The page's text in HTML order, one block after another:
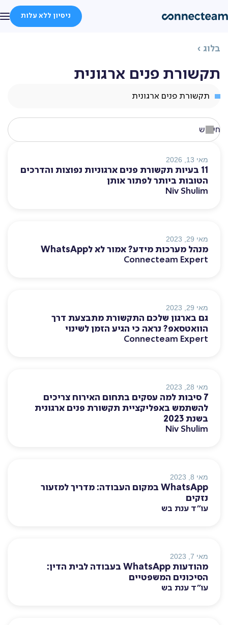
חזרה
פיצ׳רים
תפעול
טפסים
תקשורת
עדכונים
מרכז ידע
ארועים
מחירון
צור קשר
ניסיון ללא עלות
בלוג ›
ארגונית
תקשורת פנים ארגונית
בחירת
חיפוש
Search
מאי 13, 2026
11 בעיות תקשורת פנים ארגוניות נפוצות והדרכים
הטובות ביותר לפתור אותן
Niv Shulim
מאי 29, 2023
מנהל מערכות מידע? אמור לא לWhatsApp
Connecteam Expert
מאי 29, 2023
גם בארגון שלכם התקשורת מתבצעת דרך
הוואטסאפ? נראה כי הגיע הזמן לשינוי
Connecteam Expert
מאי 28, 2023
7 סיבות למה עסקים בתחום האירוח צריכים
להשתמש באפליקציית תקשורת פנים ארגונית
בשנת 2023
Niv Shulim
מאי 8, 2023
WhatsApp במקום העבודה: מדריך למזעור
נזקים
עו״ד ענת בש
מאי 7, 2023
מהודעות WhatsApp בעבודה לבית הדין:
הסיכונים המשפטיים
עו״ד ענת בש